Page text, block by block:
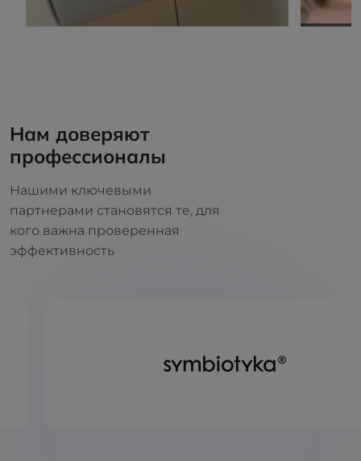
Нам доверяют
профессионалы
Нашими ключевыми
партнерами становятся те, для
кого важна проверенная
эффективность